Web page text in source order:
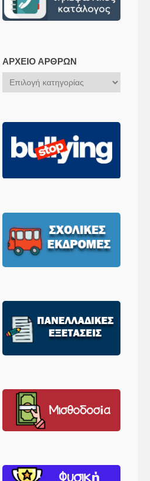
ΑΡΧΕΊΟ ΆΡΘΡΩΝ
Αρχείο
Άρθρων